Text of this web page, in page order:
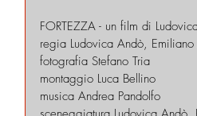
FORTEZZA - un film di
regia Ludovica Andò,
fotografia Stefano Tria
montaggio Luca Bellino
musica Andrea Pandolfo